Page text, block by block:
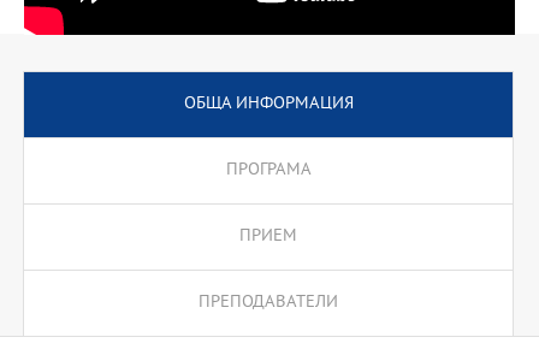
ОБЩА ИНФОРМАЦИЯ
ПРОГРАМА
ПРИЕМ
ПРЕПОДАВАТЕЛИ